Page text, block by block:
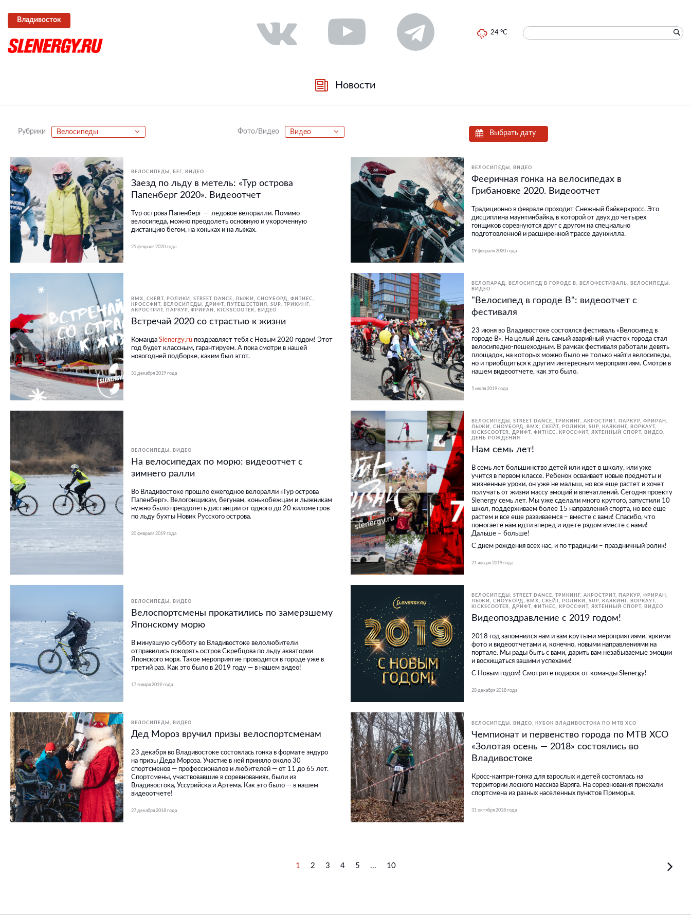
Владивосток
24 °C
Новости
Рубрики Велосипеды Фото/Видео Видео Выбрать дату
ВЕЛОСИПЕДЫ БЕГ ВИДЕО
Заезд по льду в метель: «Тур острова
Папенберг 2020». Видеоотчет
Тур острова Папенберг — ледовое велоралли. Помимо
велосипеда, можно преодолеть основную и укороченную
дистанцию бегом, на коньках и на лыжах.
25 февраля 2020 года
ВЕЛОСИПЕДЫ ВИДЕО
Фееричная гонка на велосипедах в
Грибановке 2020. Видеоотчет
Традиционно в феврале проходит Снежный байкеркросс. Это
дисциплина маунтинбайка, в которой от двух до четырех
гонщиков соревнуются друг с другом на специально
подготовленной и расширенной трассе даунхилла.
19 февраля 2020 года
BMX, СКЕЙТ, РОЛИКИ STREET DANCE ЛЫЖИ, СНОУБОРД
ФИТНЕС,
КРОССФИТ
ВЕЛОСИПЕДЫ ДРИФТ ПУТЕШЕСТВИЯ SUP
ТРИКИНГ,
АКРОСТРИТ, ПАРКУР, ФРИРАН
KICKSCOOTER ВИДЕО
Встречай 2020 со страстью к жизни
Команда Slenergy.ru поздравляет тебя с Новым 2020 годом! Этот
год будет классным, гарантируем. А пока смотри в нашей
новогодней подборке, каким был этот.
31 декабря 2019 года
ВЕЛОПАРАД ВЕЛОСИПЕД В ГОРОДЕ В ВЕЛОФЕСТИВАЛЬ
ВЕЛОСИПЕДЫ
ВИДЕО
"Велосипед в городе В": видеоотчет с
фестиваля
23 июня во Владивостоке состоялся фестиваль «Велосипед в
городе В». На целый день самый аварийный участок города стал
велосипедно-пешеходным. В рамках фестиваля работали девять
площадок, на которых можно было не только найти велосипеды,
но и приобщиться к другим интересным мероприятиям. Смотри в
нашем видеоотчете, как это было.
5 июля 2019 года
ВЕЛОСИПЕДЫ ВИДЕО
На велосипедах по морю: видеоотчет с
зимнего ралли
Во Владивостоке прошло ежегодное велоралли «Тур острова
Папенберг». Велогонщикам, бегунам, конькобежцам и лыжникам
нужно было преодолеть дистанции от одного до 20 километров
по льду бухты Новик Русского острова.
20 февраля 2019 года
ВЕЛОСИПЕДЫ STREET DANCE
ТРИКИНГ, АКРОСТРИТ, ПАРКУР, ФРИРАН
ЛЫЖИ, СНОУБОРД
BMX, СКЕЙТ, РОЛИКИ SUP КАЯКИНГ
ВОРКАУТ
KICKSCOOTER
ДРИФТ ФИТНЕС, КРОССФИТ ЯХТЕННЫЙ СПОРТ
ВИДЕО
ДЕНЬ РОЖДЕНИЯ
Нам семь лет!
В семь лет большинство детей или идет в школу, или уже
учится в первом классе. Ребенок осваивает новые предметы и
жизненные уроки, он уже не малыш, но все еще растет и хочет
получать от жизни массу эмоций и впечатлений. Сегодня проекту
Slenergy семь лет. Мы уже сделали много крутого, запустили 10
школ, поддерживаем более 15 направлений спорта, но все еще
растем и все еще развиваемся – вместе с вами! Спасибо, что
помогаете нам идти вперед и идете рядом вместе с нами!
Дальше – больше!
С днем рождения всех нас, и по традиции – праздничный ролик!
21 января 2019 года
ВЕЛОСИПЕДЫ ВИДЕО
Велоспортсмены прокатились по замерзшему
Японскому морю
В минувшую субботу во Владивостоке велолюбители
отправились покорять остров Скребцова по льду акватории
Японского моря. Такое мероприятие проводится в городе уже в
третий раз. Как это было в 2019 году — в нашем видео!
17 января 2019 года
ВЕЛОСИПЕДЫ STREET DANCE
ТРИКИНГ, АКРОСТРИТ, ПАРКУР, ФРИРАН
ЛЫЖИ, СНОУБОРД
BMX, СКЕЙТ, РОЛИКИ SUP КАЯКИНГ
ВОРКАУТ
KICKSCOOTER
ДРИФТ ФИТНЕС, КРОССФИТ ЯХТЕННЫЙ СПОРТ ВИДЕО
Видеопоздравление с 2019 годом!
2018 год запомнился нам и вам крутыми мероприятиями, яркими
фото и видеоотчетами и, конечно, новыми направлениями на
портале. Мы рады быть с вами, дарить вам незабываемые эмоции
и восхищаться вашими успехами!
С Новым годом! Смотрите подарок от команды Slenergy!
28 декабря 2018 года
ВЕЛОСИПЕДЫ ВИДЕО
Дед Мороз вручил призы велоспортсменам
23 декабря во Владивостоке состоялась гонка в формате эндуро
на призы Деда Мороза. Участие в ней приняло около 30
спортсменов — профессионалов и любителей — от 11 до 65 лет.
Спортсмены, участвовавшие в соревнованиях, были из
Владивостока, Уссурийска и Артема. Как это было — в нашем
видеоотчете!
27 декабря 2018 года
ВЕЛОСИПЕДЫ ВИДЕО КУБОК ВЛАДИВОСТОКА ПО МТВ ХСО
Чемпионат и первенство города по МТВ ХСО
«Золотая осень — 2018» состоялись во
Владивостоке
Кросс-кантри-гонка для взрослых и детей состоялась на
территории лесного массива Варяга. На соревнования приехали
спортсмена из разных населенных пунктов Приморья.
31 октября 2018 года
1 2 3 4 5 ... 10